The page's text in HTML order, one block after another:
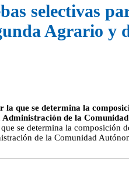
selectivas
Agrario y
que se determina la
de la
se determina la composición
de la Comunidad